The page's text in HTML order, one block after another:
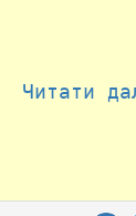
Читати